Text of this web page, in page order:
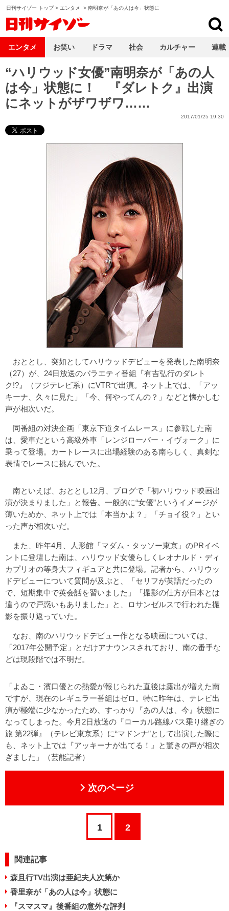
日刊サイゾー トップ> エンタメ > 南明奈が「あの人は今」状態に
“ハリウッド女優”南明奈が「あの人
は今」状態に！ 『ダレトク』出演
にネットがザワザワ……
2017/01/25 19:30
おととし、突如としてハリウッドデビューを発表した南明奈
（27）が、24日放送のバラエティ番組『有吉弘行のダレト
ク!?』（フジテレビ系）にVTRで出演。ネット上では、「アッ
キーナ、久々に見た」「今、何やってんの？」などと懐かしむ
声が相次いだ。
同番組の対決企画「東京下道タイムレース」に参戦した南
は、愛車だという高級外車「レンジローバー・イヴォーク」に
乗って登場。カートレースに出場経験のある南らしく、真剣な
表情でレースに挑んでいた。
南といえば、おととし12月、ブログで「初ハリウッド映画出
演が決まりました」と報告。一般的に“女優”というイメージが
薄いためか、ネット上では「本当かよ？」「チョイ役？」とい
った声が相次いだ。
また、昨年4月、人形館「マダム・タッソー東京」のPRイベ
ントに登壇した南は、ハリウッド女優らしくレオナルド・ディ
カプリオの等身大フィギュアと共に登場。記者から、ハリウッ
ドデビューについて質問が及ぶと、「セリフが英語だったの
で、短期集中で英会話を習いました」「撮影の仕方が日本とは
違うので戸惑いもありました」と、ロサンゼルスで行われた撮
影を振り返っていた。
なお、南のハリウッドデビュー作となる映画については、
「2017年公開予定」とだけアナウンスされており、南の番手な
どは現段階では不明だ。
「よゐこ・濱口優との熱愛が報じられた直後は露出が増えた南
ですが、現在のレギュラー番組はゼロ。特に昨年は、テレビ出
演が極端に少なかったため、すっかり『あの人は、今』状態に
なってしまった。今月2日放送の『ローカル路線バス乗り継ぎの
旅 第22弾』（テレビ東京系）に“マドンナ”として出演した際に
も、ネット上では『アッキーナが出てる！』と驚きの声が相次
ぎました」（芸能記者）
次のページ
1 2
関連記事
森且行TV出演は亜紀夫人次第か
香里奈が「あの人は今」状態に
『スマスマ』後番組の意外な評判
エンタメ お笑い ドラマ 社会 カルチャー 連載